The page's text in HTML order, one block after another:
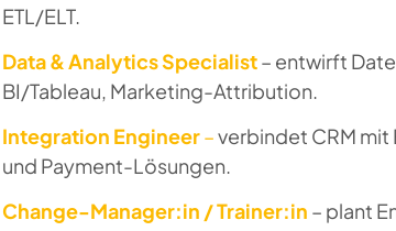
ETL/ELT.
Data & Analytics Specialist– entwirft
BI/Tableau, Marketing-Attribution.
Integration Engineer–verbindet CRM mit
und Payment-Lösungen.
Change-Manager:in / Trainer:in – plant